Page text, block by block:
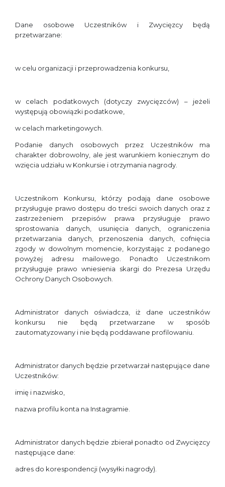
Dane osobowe Uczestników i Zwycięzcy będą
przetwarzane:
w celu organizacji i przeprowadzenia konkursu,
w celach podatkowych (dotyczy zwycięzców) – jeżeli
występują obowiązki podatkowe,
w celach marketingowych.
Podanie danych osobowych przez Uczestników ma
charakter dobrowolny, ale jest warunkiem koniecznym do
wzięcia udziału w Konkursie i otrzymania nagrody.
Uczestnikom Konkursu, którzy podają dane osobowe
przysługuje prawo dostępu do treści swoich danych oraz z
zastrzeżeniem przepisów prawa przysługuje prawo
sprostowania danych, usunięcia danych, ograniczenia
przetwarzania danych, przenoszenia danych, cofnięcia
zgody w dowolnym momencie, korzystając z podanego
powyżej adresu mailowego. Ponadto Uczestnikom
przysługuje prawo wniesienia skargi do Prezesa Urzędu
Ochrony Danych Osobowych.
Administrator danych oświadcza, iż dane uczestników
konkursu nie będą przetwarzane w sposób
zautomatyzowany i nie będą poddawane profilowaniu.
Administrator danych będzie przetwarzał następujące dane
Uczestników:
imię i nazwisko,
nazwa profilu konta na Instagramie.
Administrator danych będzie zbierał ponadto od Zwycięzcy
następujące dane:
adres do korespondencji (wysyłki nagrody).